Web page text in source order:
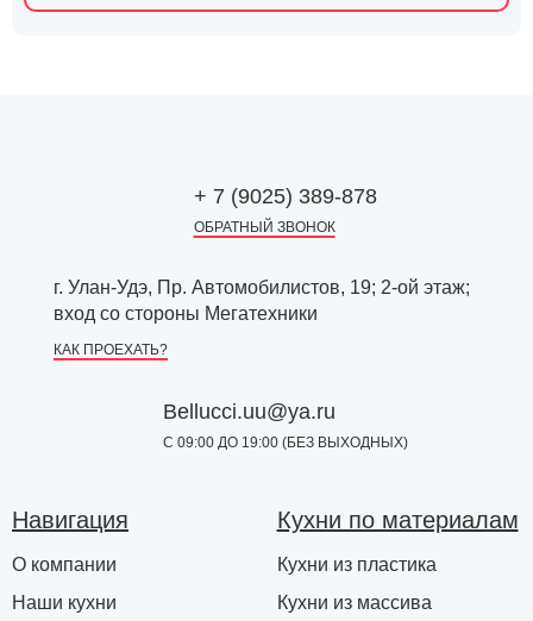
+ 7 (9025) 389-878
ОБРАТНЫЙ ЗВОНОК
г. Улан-Удэ, Пр. Автомобилистов, 19; 2-ой этаж;
вход со стороны Мегатехники
КАК ПРОЕХАТЬ?
Bellucci.uu@ya.ru
С 09:00 ДО 19:00 (БЕЗ ВЫХОДНЫХ)
Навигация
О компании
Наши кухни
Кухни по материалам
Кухни из пластика
Кухни из массива